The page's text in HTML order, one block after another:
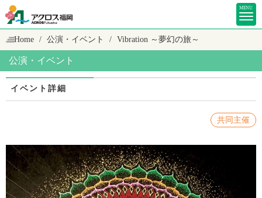
MENU
Home 公演・イベント Vibration ～夢幻の旅～
公演・イベント
イベント詳細
共同主催